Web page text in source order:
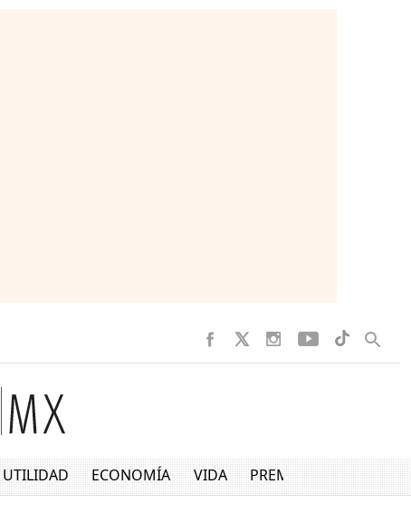
UTILIDAD ECONOMÍA VIDA PREMIUM